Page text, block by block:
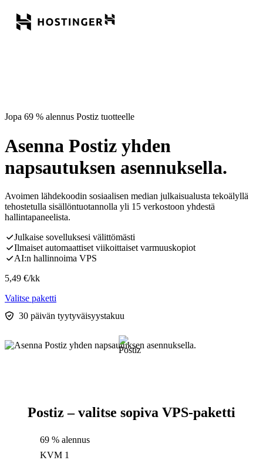
Jopa 69 % alennus Postiz tuotteelle
Asenna Postiz yhden
napsautuksen asennuksella.
Avoimen lähdekoodin sosiaalisen median julkaisualusta tekoälyllä
tehostetulla sisällöntuotannolla yli 15 verkostoon yhdestä
hallintapaneelista.
Julkaise sovelluksesi välittömästi
Ilmaiset automaattiset viikoittaiset varmuuskopiot
AI:n hallinnoima VPS
5,49 €/kk
Valitse paketti
30 päivän tyytyväisyystakuu
Postiz – valitse sopiva VPS-paketti
69 % alennus
KVM 1